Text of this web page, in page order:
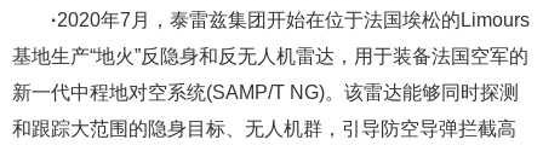
·2020年7月，泰雷兹集团开始在位于法国埃松的Limours
基地生产“地火”反隐身和反无人机雷达，用于装备法国空军的
新一代中程地对空系统(SAMP/T NG)。该雷达能够同时探测
和跟踪大范围的隐身目标、无人机群，引导防空导弹拦截高